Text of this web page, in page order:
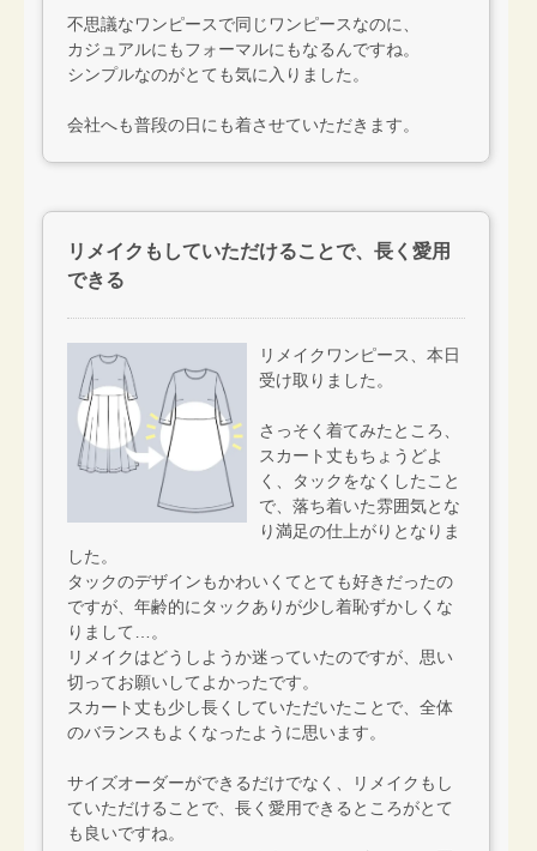
不思議なワンピースで同じワンピースなのに、
カジュアルにもフォーマルにもなるんですね。
シンプルなのがとても気に入りました。
会社へも普段の日にも着させていただきます。
リメイクもしていただけることで、長く愛用
できる
リメイクワンピース、本日
受け取りました。
さっそく着てみたところ、
スカート丈もちょうどよ
く、タックをなくしたこと
で、落ち着いた雰囲気とな
り満足の仕上がりとなりま
した。
タックのデザインもかわいくてとても好きだったの
ですが、年齢的にタックありが少し着恥ずかしくな
りまして…。
リメイクはどうしようか迷っていたのですが、思い
切ってお願いしてよかったです。
スカート丈も少し長くしていただいたことで、全体
のバランスもよくなったように思います。
サイズオーダーができるだけでなく、リメイクもし
ていただけることで、長く愛用できるところがとて
も良いですね。